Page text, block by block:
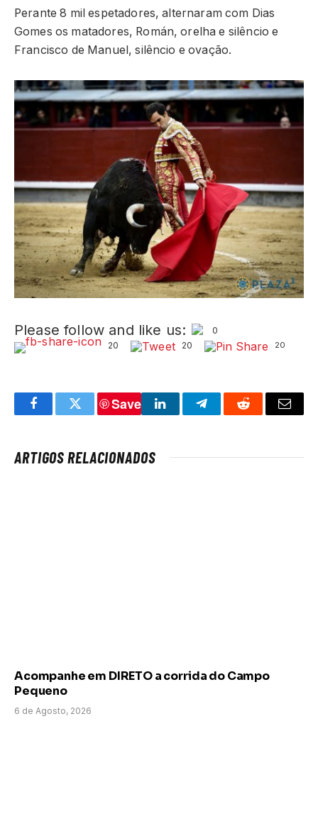
Perante 8 mil espetadores, alternaram com Dias
Gomes os matadores, Román, orelha e silêncio e
Francisco de Manuel, silêncio e ovação.
Please follow and like us:
0
20
20 20
FacebookTwitter
Save
LinkedInTelegramReddit Email
ARTIGOS RELACIONADOS
Acompanhe em DIRETO a corrida do Campo
Pequeno
6 de Agosto, 2026